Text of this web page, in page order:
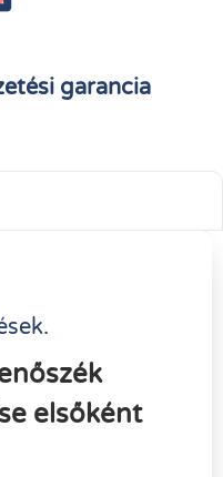
garancia
elsőként